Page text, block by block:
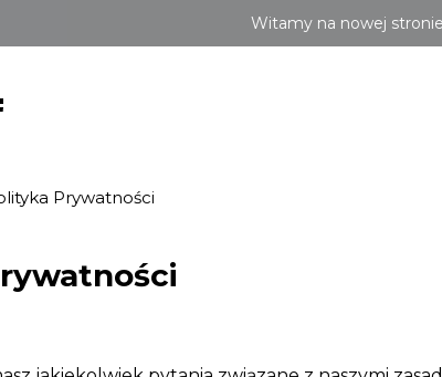
Witamy na nowej
Prywatności